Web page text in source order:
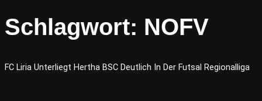
Schlagwort: NOFV
FC Liria Unterliegt Hertha BSC Deutlich In Der Futsal Regionalliga